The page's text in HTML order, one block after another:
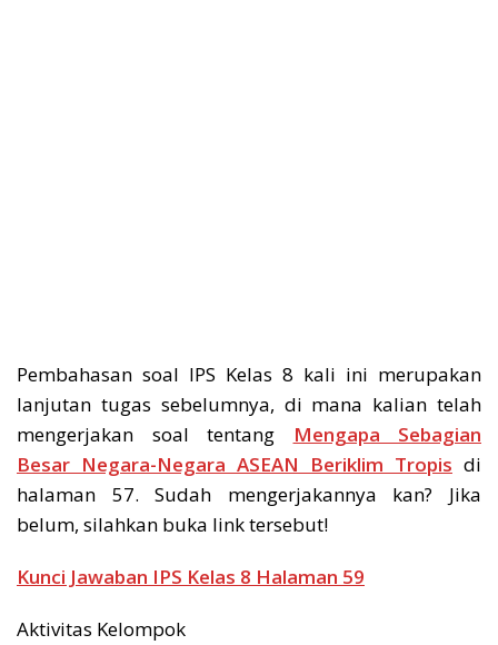
Pembahasan soal IPS Kelas 8 kali ini merupakan
lanjutan tugas sebelumnya, di mana kalian telah
mengerjakan soal tentang
Mengapa Sebagian
Besar Negara-Negara ASEAN Beriklim Tropis di
halaman 57. Sudah mengerjakannya kan? Jika
belum, silahkan buka link tersebut!
Kunci Jawaban IPS Kelas 8 Halaman 59
Aktivitas Kelompok